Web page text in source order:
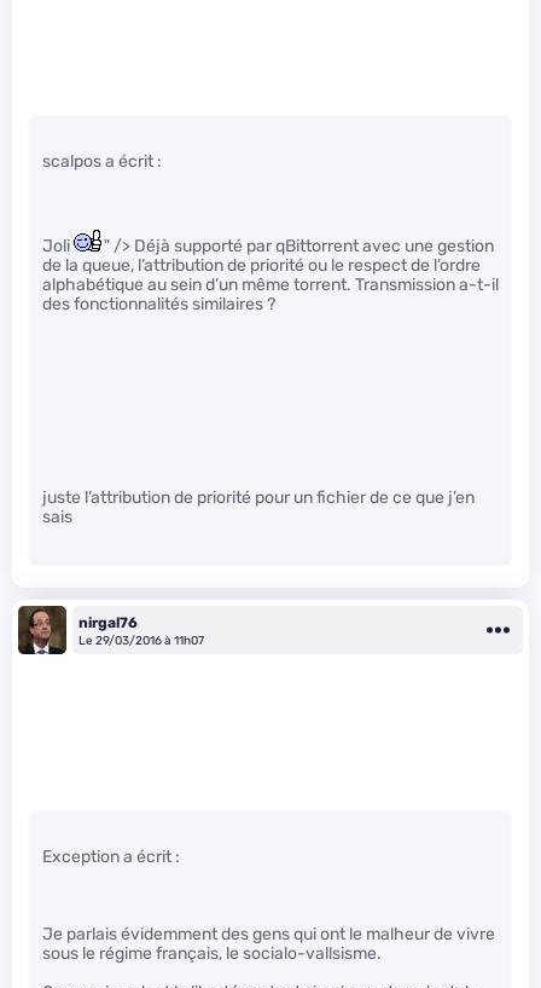
scalpos a écrit :
Joli
" /> Déjà supporté par qBittorrent avec une gestion
de la queue, l’attribution de priorité ou le respect de l’ordre
alphabétique au sein d’un même torrent. Transmission a-t-il
des fonctionnalités similaires ?
juste l’attribution de priorité pour un fichier de ce que j’en
sais
nirgal76
Le 29/03/2016 à 11h07
Exception a écrit :
Je parlais évidemment des gens qui ont le malheur de vivre
sous le régime français, le socialo-vallsisme.